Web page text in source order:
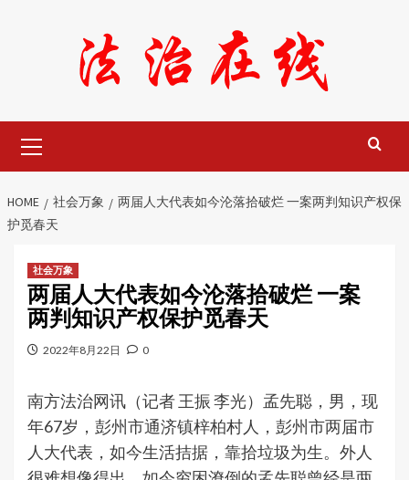
Menu
HOME 社会万象
两届人大代表如今沦落拾破烂 一案两判知识产权保
护觅春天
社会万象
两届人大代表如今沦落拾破烂 一案
两判知识产权保护觅春天
2022年8月22日 0
南方法治网讯（记者 王振 李光）孟先聪，男，现
年67岁，彭州市通济镇梓柏村人，彭州市两届市
人大代表，如今生活拮据，靠拾垃圾为生。外人